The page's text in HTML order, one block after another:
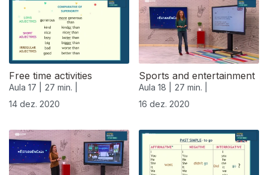
Free time activities
Aula 17 |
27 min. |
14 dez. 2020
Sports and entertainment
Aula 18 |
27 min. |
16 dez. 2020